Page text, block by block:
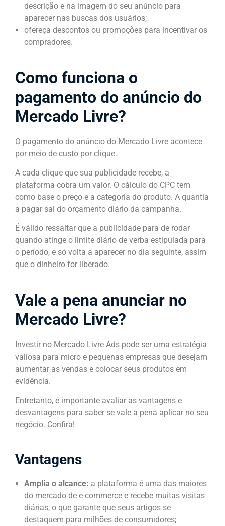
descrição e na imagem do seu anúncio para
aparecer nas buscas dos usuários;
ofereça descontos ou promoções para incentivar os
compradores.
Como funciona o
pagamento do anúncio do
Mercado Livre?
O pagamento do anúncio do Mercado Livre acontece
por meio de custo por clique.
A cada clique que sua publicidade recebe, a
plataforma cobra um valor. O cálculo do CPC tem
como base o preço e a categoria do produto. A quantia
a pagar sai do orçamento diário da campanha.
É válido ressaltar que a publicidade para de rodar
quando atinge o limite diário de verba estipulada para
o período, e só volta a aparecer no dia seguinte, assim
que o dinheiro for liberado.
Vale a pena anunciar no
Mercado Livre?
Investir no Mercado Livre Ads pode ser uma estratégia
valiosa para micro e pequenas empresas que desejam
aumentar as vendas e colocar seus produtos em
evidência.
Entretanto, é importante avaliar as vantagens e
desvantagens para saber se vale a pena aplicar no seu
negócio. Confira!
Vantagens
Amplia o alcance: a plataforma é uma das maiores
do mercado de e-commerce e recebe muitas visitas
diárias, o que garante que seus artigos se
destaquem para milhões de consumidores;